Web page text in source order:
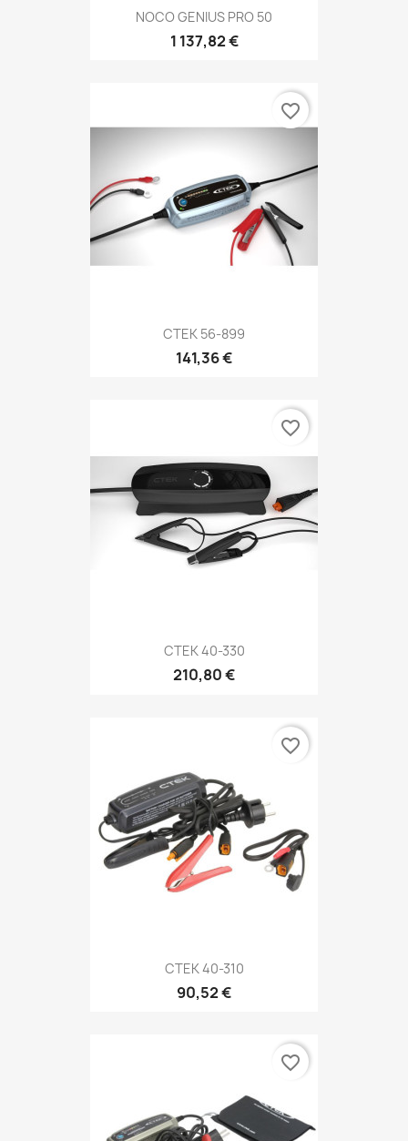
NOCO GENIUS PRO 50
1 137,82 €
CTEK 56-899
141,36 €
favorite_border
CTEK 40-330
210,80 €
favorite_border
CTEK 40-310
90,52 €
favorite_border
favorite_border